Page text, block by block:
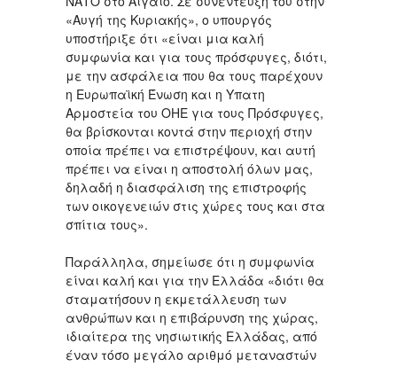
«Αυγή της Κυριακής», ο υπουργός
υποστήριξε ότι «είναι μια καλή
συμφωνία και για τους πρόσφυγες, διότι,
με την ασφάλεια που θα τους παρέχουν
η Ευρωπαϊκή Ένωση και η Υπατη
Αρμοστεία του ΟΗΕ για τους Πρόσφυγες,
θα βρίσκονται κοντά στην περιοχή στην
οποία πρέπει να επιστρέψουν, και αυτή
πρέπει να είναι η αποστολή όλων μας,
δηλαδή η διασφάλιση της επιστροφής
των οικογενειών στις χώρες τους και στα
σπίτια τους».
Παράλληλα, σημείωσε ότι η συμφωνία
είναι καλή και για την Ελλάδα «διότι θα
σταματήσουν η εκμετάλλευση των
ανθρώπων και η επιβάρυνση της χώρας,
ιδιαίτερα της νησιωτικής Ελλάδας, από
έναν τόσο μεγάλο αριθμό μεταναστών